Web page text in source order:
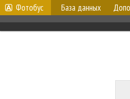
Фотобус База данных